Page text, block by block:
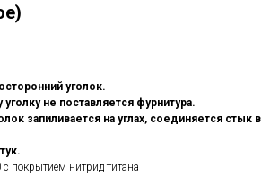
уголок.
не поставляется фурнитура.
запиливается на углах, соединяется стык в
покрытием нитрид титана